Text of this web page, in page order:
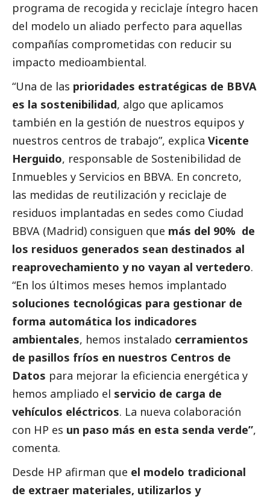
programa de recogida y reciclaje íntegro hacen
del modelo un aliado perfecto para aquellas
compañías comprometidas con reducir su
impacto medioambiental.
“Una de las prioridades estratégicas de BBVA
es la sostenibilidad, algo que aplicamos
también en la gestión de nuestros equipos y
nuestros centros de trabajo”, explica Vicente
Herguido, responsable de Sostenibilidad de
Inmuebles y Servicios en BBVA. En concreto,
las medidas de reutilización y reciclaje de
residuos implantadas en sedes como Ciudad
BBVA (Madrid) consiguen que más del 90% de
los residuos generados sean destinados al
reaprovechamiento y no vayan al vertedero.
“En los últimos meses hemos implantado
soluciones tecnológicas para gestionar de
forma automática los indicadores
ambientales, hemos instalado cerramientos
de pasillos fríos en nuestros Centros de
Datos para mejorar la eficiencia energética y
hemos ampliado el servicio de carga de
vehículos eléctricos. La nueva colaboración
con HP es un paso más en esta senda verde”,
comenta.
Desde HP afirman que el modelo tradicional
de extraer materiales, utilizarlos y